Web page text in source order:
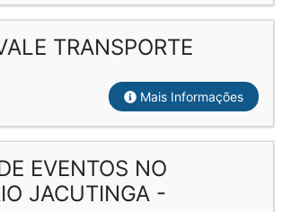
TRANSPORTE
Mais Informações
EVENTOS NO
JACUTINGA -